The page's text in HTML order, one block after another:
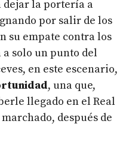
dejar la portería a
por salir de los
su empate contra los
solo un punto del
en este escenario,
, una que,
llegado en el Real
después de